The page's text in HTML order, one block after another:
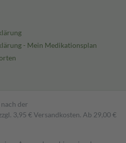
- Mein Medikationsplan
der
3,95 € Versandkosten. Ab 29,00 €